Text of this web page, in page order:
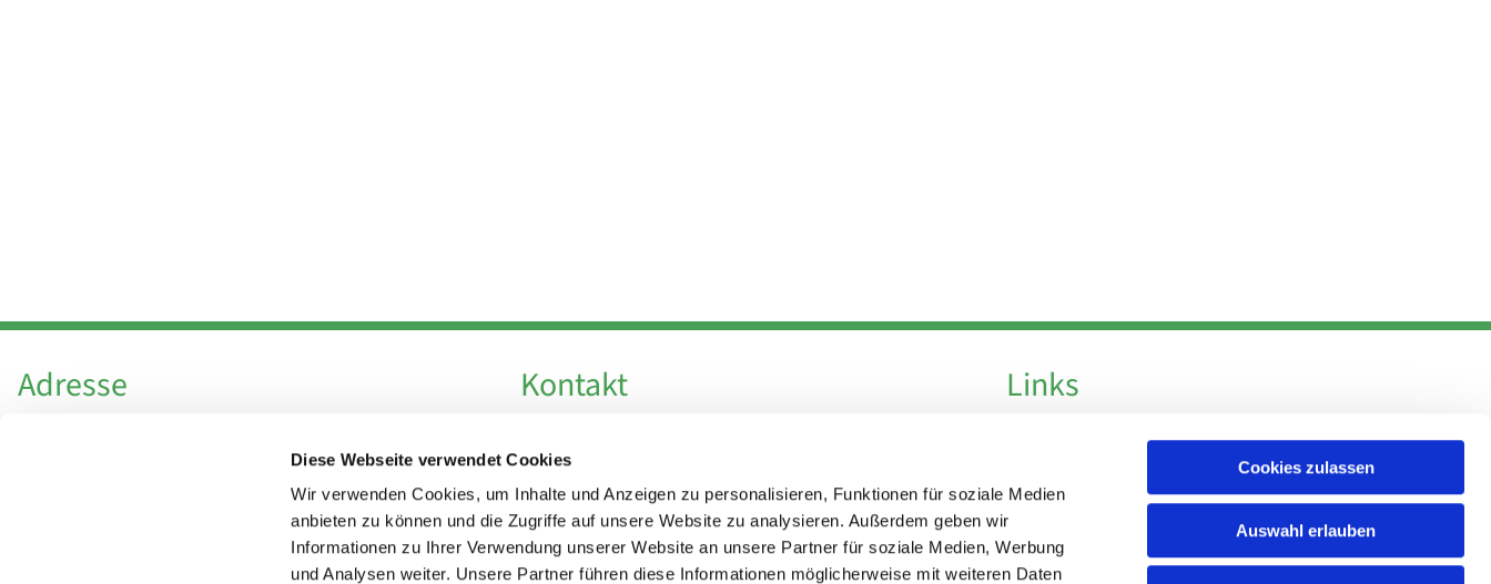
Diese Webseite verwendet Cookies
Wir verwenden Cookies, um Inhalte und Anzeigen zu personalisieren, Funktionen für soziale Medien
anbieten zu können und die Zugriffe auf unsere Website zu analysieren. Außerdem geben wir
Informationen zu Ihrer Verwendung unserer Website an unsere Partner für soziale Medien, Werbung
und Analysen weiter. Unsere Partner führen diese Informationen möglicherweise mit weiteren Daten
Cookies zulassen
Auswahl erlauben
Adresse
Hl. Theresa von Avila Berlin Nordost
Leitender Pfarrer - Norbert Pomplun
Kontakt
Fax +49 30 924 54 18
E-Mailinfo@theresa-von-avila-berlin.de
Kirchenvorstand
Links
Impressum